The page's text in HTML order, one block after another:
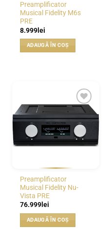
Preamplificator
Musical Fidelity M6s
PRE
8.999lei
ADAUGĂ ÎN COȘ
WISHLIST
Preamplificator
Musical Fidelity Nu-
Vista PRE
76.999 lei
ADAUGĂ ÎN COȘ